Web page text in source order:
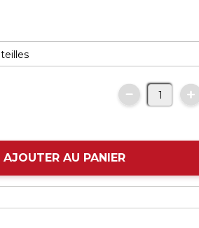
AJOUTER AU PANIER